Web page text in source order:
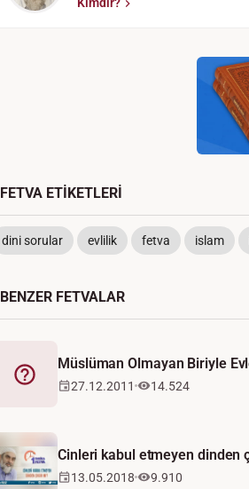
FETVA ETİKETLERİ
dini sorular evlilik fetva islam
BENZER FETVALAR
Fetva
Müslüman Olmayan Biriyle
27.12.2011 14.524
Cinleri kabul etmeyen dinden
13.05.2018 9.910